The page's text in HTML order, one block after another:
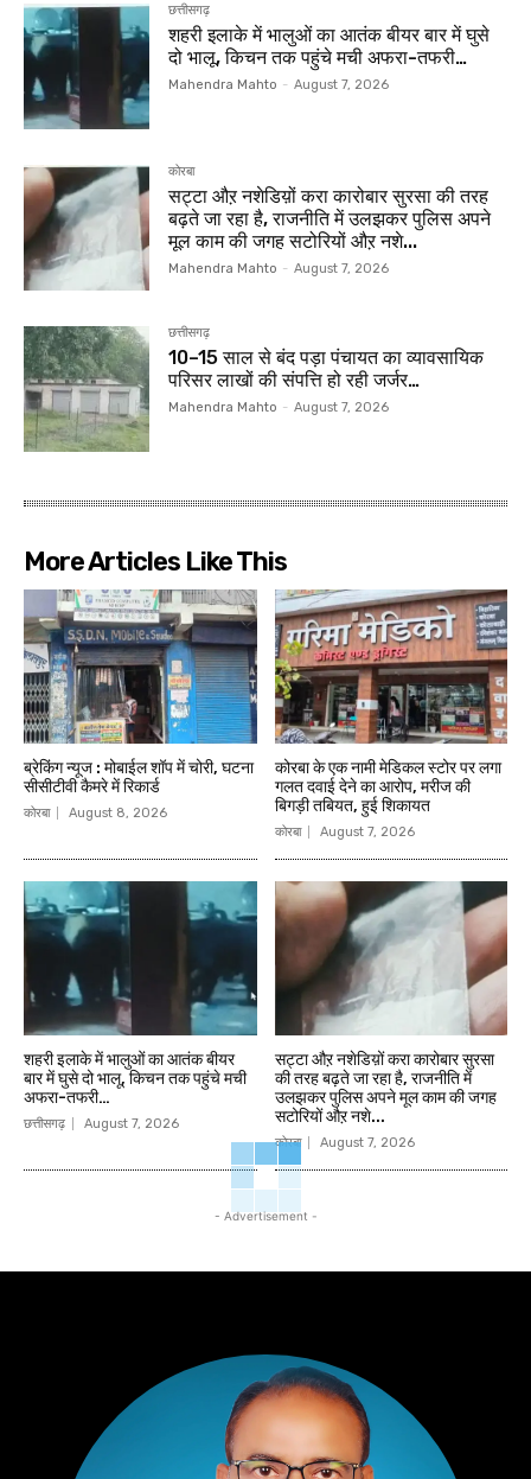
छत्तीसगढ़
शहरी इलाके में भालुओं का आतंक बीयर बार में घुसे
दो भालू, किचन तक पहुंचे मची अफरा-तफरी…
Mahendra Mahto - August 7, 2026
कोरबा
सट्टा औऱ नशेडिय़ों करा कारोबार सुरसा की तरह
बढ़ते जा रहा है, राजनीति में उलझकर पुलिस अपने
मूल काम की जगह सटोरियों औऱ नशे...
Mahendra Mahto - August 7, 2026
छत्तीसगढ़
10–15 साल से बंद पड़ा पंचायत का व्यावसायिक
परिसर लाखों की संपत्ति हो रही जर्जर…
Mahendra Mahto - August 7, 2026
More Articles Like This
ब्रेकिंग न्यूज : मोबाईल शॉप में चोरी, घटना
सीसीटीवी कैमरे में रिकार्ड
कोरबा August 8, 2026
कोरबा के एक नामी मेडिकल स्टोर पर लगा
गलत दवाई देने का आरोप, मरीज की
बिगड़ी तबियत, हुई शिकायत
कोरबा August 7, 2026
शहरी इलाके में भालुओं का आतंक बीयर
बार में घुसे दो भालू, किचन तक पहुंचे मची
अफरा-तफरी…
छत्तीसगढ़ August 7, 2026
सट्टा औऱ नशेडिय़ों करा कारोबार सुरसा
की तरह बढ़ते जा रहा है, राजनीति में
उलझकर पुलिस अपने मूल काम की जगह
सटोरियों औऱ नशे...
कोरबा August 7, 2026
- Advertisement -